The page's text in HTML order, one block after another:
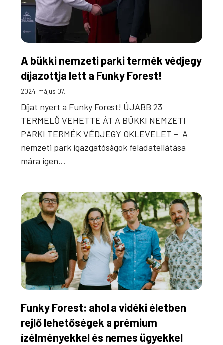
A bükki nemzeti parki termék védjegy
díjazottja lett a Funky Forest!
2024. május 07.
Díjat nyert a Funky Forest! ÚJABB 23
TERMELŐ VEHETTE ÁT A BÜKKI NEMZETI
PARKI TERMÉK VÉDJEGY OKLEVELET – A
nemzeti park igazgatóságok feladatellátása
mára igen…
Funky Forest: ahol a vidéki életben
rejlő lehetőségek a prémium
ízélményekkel és nemes ügyekkel